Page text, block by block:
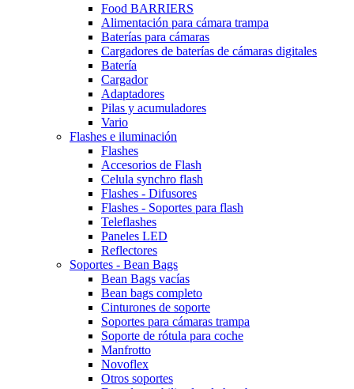
Food BARRIERS
Alimentación para cámara trampa
Baterías para cámaras
Cargadores de baterías de cámaras digitales
Batería
Cargador
Adaptadores
Pilas y acumuladores
Vario
Flashes e iluminación
Flashes
Accesorios de Flash
Celula synchro flash
Flashes - Difusores
Flashes - Soportes para flash
Teleflashes
Paneles LED
Reflectores
Soportes - Bean Bags
Bean Bags vacías
Bean bags completo
Cinturones de soporte
Soportes para cámaras trampa
Soporte de rótula para coche
Manfrotto
Novoflex
Otros soportes